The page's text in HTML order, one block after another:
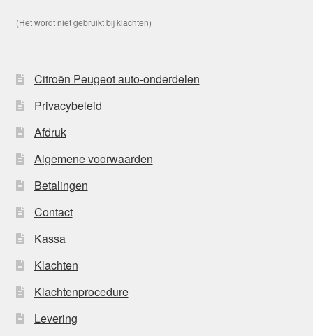
(Het wordt niet gebruikt bij klachten)
Citroën Peugeot auto-onderdelen
Privacybeleid
Afdruk
Algemene voorwaarden
Betalingen
Contact
Kassa
Klachten
Klachtenprocedure
Levering